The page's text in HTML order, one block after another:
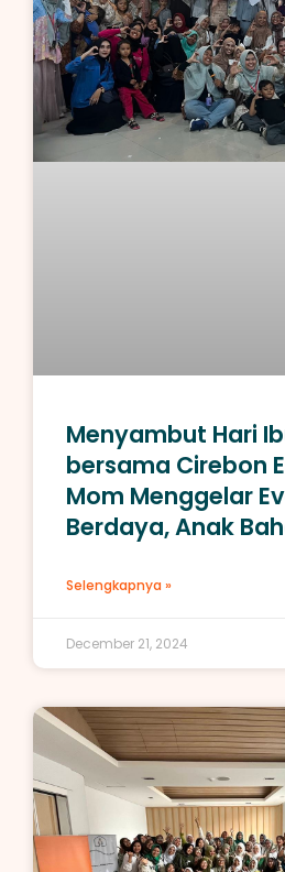
Menyambut Hari
bersama Cirebon
Mom Menggelar
Berdaya, Anak
Selengkapnya »
December 21, 2024